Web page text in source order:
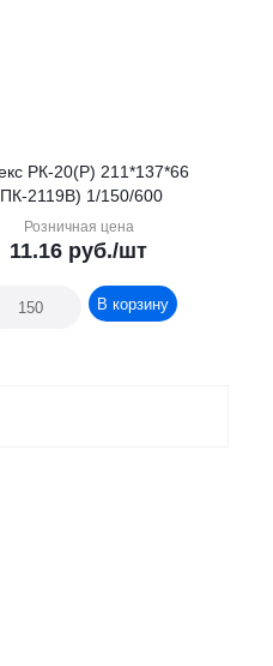
РК-20(Р) 211*137*66
2119В) 1/150/600
Розничная цена
11.16 руб./шт
В корзину